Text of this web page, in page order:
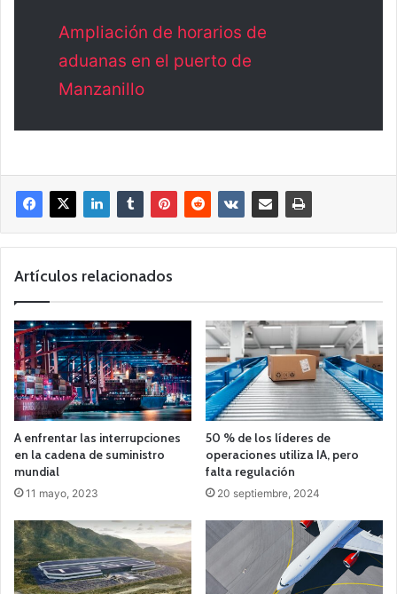
Ampliación de horarios de
aduanas en el puerto de
Manzanillo
Artículos relacionados
A enfrentar las interrupciones
en la cadena de suministro
mundial
11 mayo, 2023
50 % de los líderes de
operaciones utiliza IA, pero
falta regulación
20 septiembre, 2024